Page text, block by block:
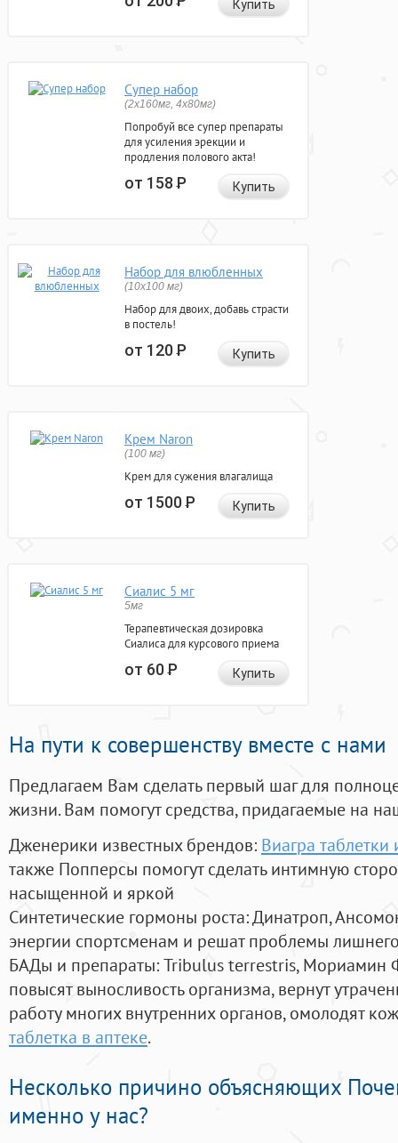
Купить
Супер набор
(2х160мг, 4х80мг)
Попробуй все супер препараты
для усиления эрекции и
продления полового акта!
от 158Р Купить
Набор для влюбленных
(10х100 мг)
Набор для двоих, добавь страсти
в постель!
от 120Р Купить
Крем Naron
(100 мг)
Крем для сужения влагалища
от 1500Р Купить
Сиалис 5 мг
5мг
Терапевтическая дозировка
Сиалиса для курсового приема
от 60Р Купить
На пути к совершенству вместе с нами
Предлагаем Вам сделать первый шаг для
жизни. Вам помогут средства, придагаемые на
Дженерики известных брендов: Виагра таблетки
также Попперсы помогут сделать интимную
насыщенной и яркой
Синтетические гормоны роста: Динатроп,
энергии спортсменам и решат проблемы
БАДы и препараты:Tribulus terrestris, Мориамин
повысят выносливость организма, вернут
работу многих внутренних органов, омолодят
таблетка в аптеке.
Несколько причино объясняющих
именно у нас?